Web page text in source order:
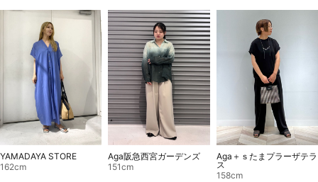
YAMADAYA STORE
162cm
Aga阪急西宮ガーデンズ
151cm
Aga＋ｓたまプラーザテラ
ス
158cm